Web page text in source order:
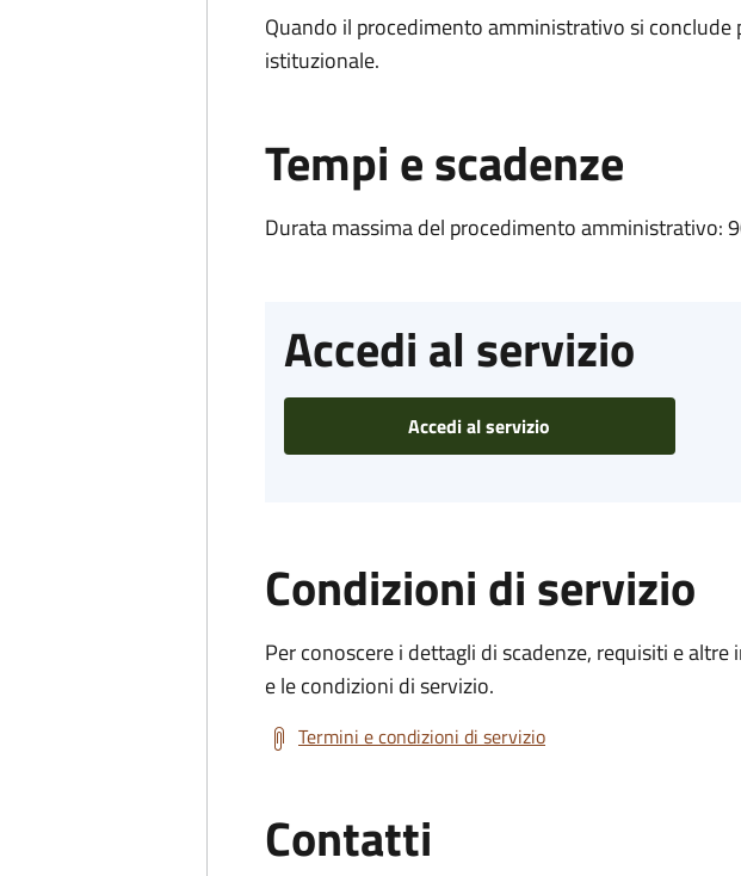
Quando il procedimento amministrativo si
istituzionale.
Tempi e scadenze
Durata massima del procedimento amministrativo:
Accedi al servizio
Accedi al servizio
Condizioni di servizio
Per conoscere i dettagli di scadenze, requisiti e
e le condizioni di servizio.
Termini e condizioni di servizio
Contatti